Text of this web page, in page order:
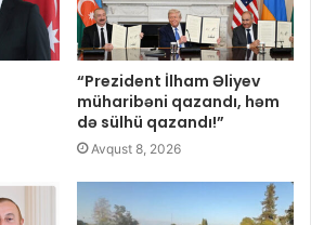
“Prezident İlham Əliyev
müharibəni qazandı, həm
də sülhü qazandı!”
Avqust 8, 2026